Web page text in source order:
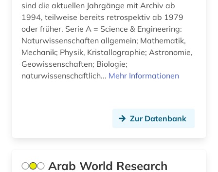
sind die aktuellen Jahrgänge mit Archiv ab
1994, teilweise bereits retrospektiv ab 1979
oder früher. Serie A = Science & Engineering:
Naturwissenschaften allgemein; Mathematik,
Mechanik; Physik, Kristallographie; Astronomie,
Geowissenschaften; Biologie;
naturwissenschaftlich... Mehr Informationen
Zur Datenbank
Arab World Research